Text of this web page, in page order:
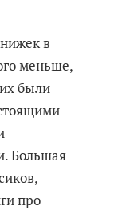
в
меньше,
были
Большая
про